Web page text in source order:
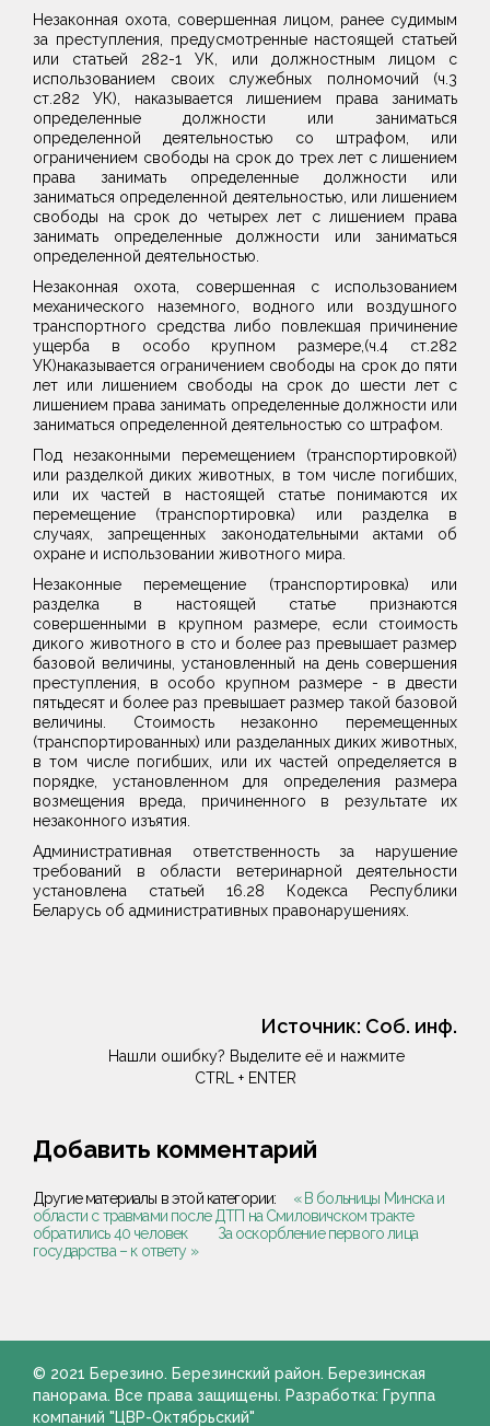
Незаконная охота, совершенная лицом, ранее судимым
за преступления, предусмотренные настоящей статьей
или статьей 282-1 УК, или должностным лицом с
использованием своих служебных полномочий (ч.3
ст.282 УК), наказывается лишением права занимать
определенные должности или заниматься
определенной деятельностью со штрафом, или
ограничением свободы на срок до трех лет с лишением
права занимать определенные должности или
заниматься определенной деятельностью, или лишением
свободы на срок до четырех лет с лишением права
занимать определенные должности или заниматься
определенной деятельностью.
Незаконная охота, совершенная с использованием
механического наземного, водного или воздушного
транспортного средства либо повлекшая причинение
ущерба в особо крупном размере,(ч.4 ст.282
УК)наказывается ограничением свободы на срок до пяти
лет или лишением свободы на срок до шести лет с
лишением права занимать определенные должности или
заниматься определенной деятельностью со штрафом.
Под незаконными перемещением (транспортировкой)
или разделкой диких животных, в том числе погибших,
или их частей в настоящей статье понимаются их
перемещение (транспортировка) или разделка в
случаях, запрещенных законодательными актами об
охране и использовании животного мира.
Незаконные перемещение (транспортировка) или
разделка в настоящей статье признаются
совершенными в крупном размере, если стоимость
дикого животного в сто и более раз превышает размер
базовой величины, установленный на день совершения
преступления, в особо крупном размере - в двести
пятьдесят и более раз превышает размер такой базовой
величины. Стоимость незаконно перемещенных
(транспортированных) или разделанных диких животных,
в том числе погибших, или их частей определяется в
порядке, установленном для определения размера
возмещения вреда, причиненного в результате их
незаконного изъятия.
Административная ответственность за нарушение
требований в области ветеринарной деятельности
установлена статьей 16.28 Кодекса Республики
Беларусь об административных правонарушениях.
Источник: Соб. инф.
Нашли ошибку? Выделите её и нажмите
CTRL + ENTER
Добавить комментарий
Другие материалы в этой категории:
« В больницы Минска и
области с травмами после ДТП на Смиловичском тракте
обратились 40 человек
За оскорбление первого лица
государства – к ответу »
© 2021 Березино. Березинский район. Березинская
панорама. Все права защищены. Разработка: Группа
компаний "ЦВР-Октябрьский"